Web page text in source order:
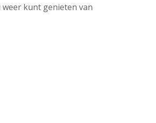
kunt genieten van